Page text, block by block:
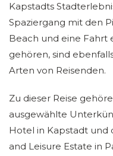
Kapstadts
Spaziergang mit den
Beach und eine Fahrt
gehören, sind
Arten von Reisenden.
Zu dieser Reise
ausgewählte
Hotel in Kapstadt und
and Leisure Estate in